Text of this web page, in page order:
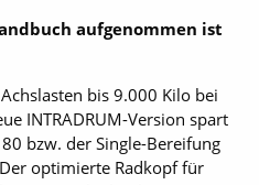
aufgenommen ist
bis 9.000 Kilo bei
INTRADRUM-Version spart
bzw. der Single-Bereifung
optimierte Radkopf für